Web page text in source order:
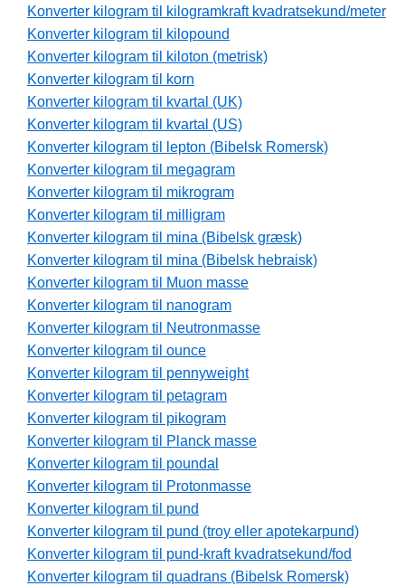
Konverter kilogram til kilogramkraft kvadratsekund/meter
Konverter kilogram til kilopound
Konverter kilogram til kiloton (metrisk)
Konverter kilogram til korn
Konverter kilogram til kvartal (UK)
Konverter kilogram til kvartal (US)
Konverter kilogram til lepton (Bibelsk Romersk)
Konverter kilogram til megagram
Konverter kilogram til mikrogram
Konverter kilogram til milligram
Konverter kilogram til mina (Bibelsk græsk)
Konverter kilogram til mina (Bibelsk hebraisk)
Konverter kilogram til Muon masse
Konverter kilogram til nanogram
Konverter kilogram til Neutronmasse
Konverter kilogram til ounce
Konverter kilogram til pennyweight
Konverter kilogram til petagram
Konverter kilogram til pikogram
Konverter kilogram til Planck masse
Konverter kilogram til poundal
Konverter kilogram til Protonmasse
Konverter kilogram til pund
Konverter kilogram til pund (troy eller apotekarpund)
Konverter kilogram til pund-kraft kvadratsekund/fod
Konverter kilogram til quadrans (Bibelsk Romersk)